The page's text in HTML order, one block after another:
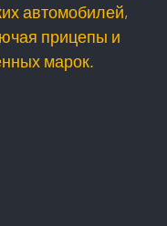
автомобилей,
прицепы и
марок.